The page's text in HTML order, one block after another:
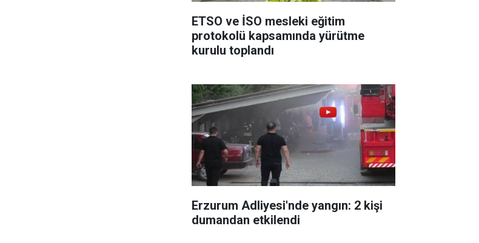
ETSO ve İSO mesleki eğitim
protokolü kapsamında yürütme
kurulu toplandı
Erzurum Adliyesi'nde yangın: 2 kişi
dumandan etkilendi